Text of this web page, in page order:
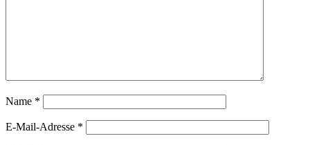
Name *
E-Mail-Adresse *